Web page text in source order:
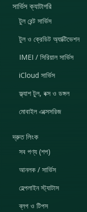
সার্ভিস ক্যাটাগরি
টুল রেন্ট সার্ভিস
টুল ও ক্রেডিট অ্যাক্টিভেশন
IMEI / সিরিয়াল সার্ভিস
iCloud সার্ভিস
ফ্ল্যাশ টুল, বক্স ও ডঙ্গল
মোবাইল এক্সেসরিজ
দ্রুত লিংক
সব পণ্য (শপ)
আনলক / সার্ভিস
হেল্পলাইন স্ট্যাটাস
ব্লগ ও টিপস